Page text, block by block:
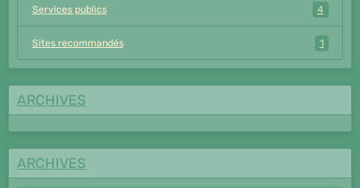
Services publics 4
Sites recommandés 1
ARCHIVES
ARCHIVES